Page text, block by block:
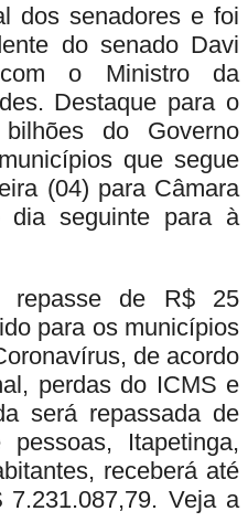
dos senadores e foi
do senado Davi
o Ministro da
Destaque para o
do Governo
que segue
(04) para Câmara
dia seguinte para à
repasse de R$ 25
para os municípios
de acordo
perdas do ICMS e
será repassada de
pessoas, Itapetinga,
receberá até
7.231.087,79. Veja a